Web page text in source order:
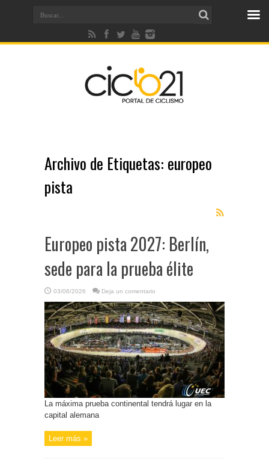
Archivo de Etiquetas: europeo
pista
Europeo pista 2027: Berlín,
sede para la prueba élite
03/06/2026 Deja un comentario
La máxima prueba continental tendrá lugar en la
capital alemana
Leer más »